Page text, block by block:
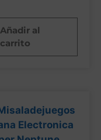
Añadir al
carrito